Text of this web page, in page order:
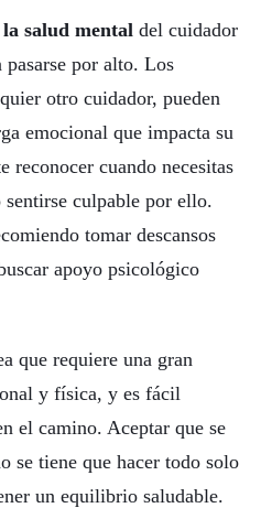
salud mental del cuidador
pasarse por alto. Los
otro cuidador, pueden
emocional que impacta su
reconocer cuando necesitas
culpable por ello.
tomar descansos
apoyo psicológico
que requiere una gran
y física, y es fácil
el camino. Aceptar que se
se tiene que hacer todo solo
un equilibrio saludable.